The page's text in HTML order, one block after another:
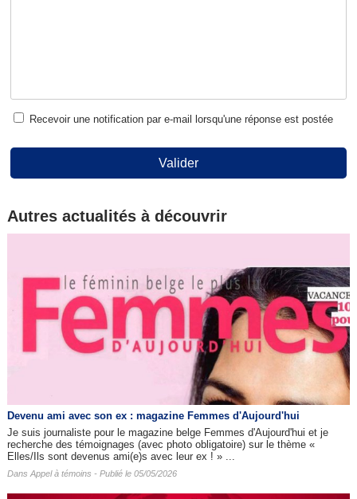
Recevoir une notification par e-mail lorsqu'une réponse est postée
Valider
Autres actualités à découvrir
Devenu ami avec son ex : magazine Femmes d'Aujourd'hui
Je suis journaliste pour le magazine belge Femmes d'Aujourd'hui et je
recherche des témoignages (avec photo obligatoire) sur le thème «
Elles/Ils sont devenus ami(e)s avec leur ex ! » ...
Dans Appel à témoins - Publié le 05/05/2026